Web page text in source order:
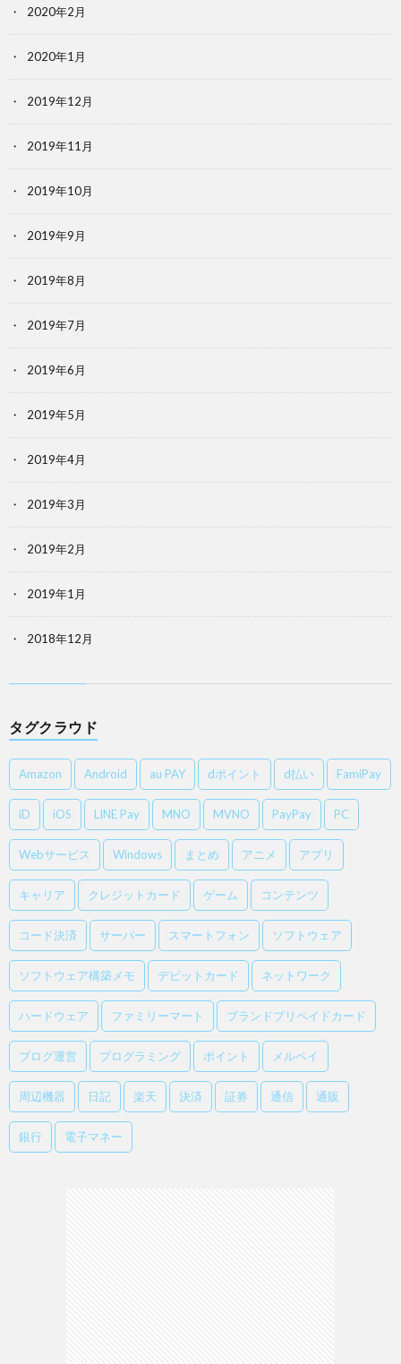
2020年2月
2020年1月
2019年12月
2019年11月
2019年10月
2019年9月
2019年8月
2019年7月
2019年6月
2019年5月
2019年4月
2019年3月
2019年2月
2019年1月
2018年12月
タグクラウド
Amazon Android au PAY dポイント d払い FamiPay
iD iOS LINE Pay MNO MVNO PayPay PC
Webサービス Windows まとめ アニメ アプリ
キャリア クレジットカード ゲーム コンテンツ
コード決済 サーバー スマートフォン ソフトウェア
ソフトウェア構築メモ デビットカード ネットワーク
ハードウェア ファミリーマート ブランドプリペイドカード
ブログ運営 プログラミング ポイント メルペイ
周辺機器 日記 楽天 決済 証券 通信 通販
銀行 電子マネー